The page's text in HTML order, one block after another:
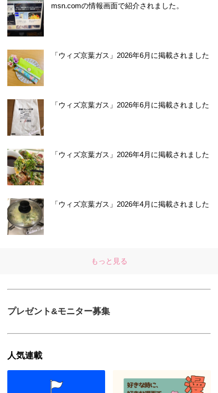
msn.comの情報画面で紹介されました。
「ウィズ京葉ガス」2026年6月に掲載されました
「ウィズ京葉ガス」2026年6月に掲載されました
「ウィズ京葉ガス」2026年4月に掲載されました
「ウィズ京葉ガス」2026年4月に掲載されました
もっと見る
プレゼント&モニター募集
人気連載